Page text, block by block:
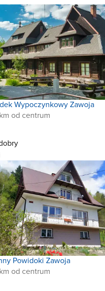
Wypoczynkowy Zawoja
od centrum
Powidoki Zawoja
od centrum